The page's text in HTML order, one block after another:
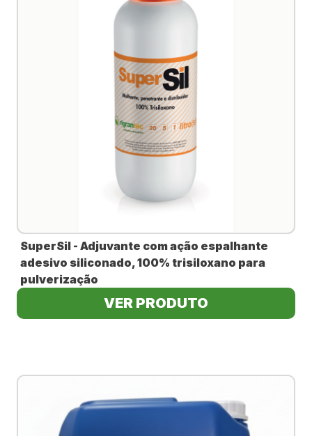
SuperSil - Adjuvante com ação espalhante
adesivo siliconado, 100% trisiloxano para
pulverização
VER PRODUTO